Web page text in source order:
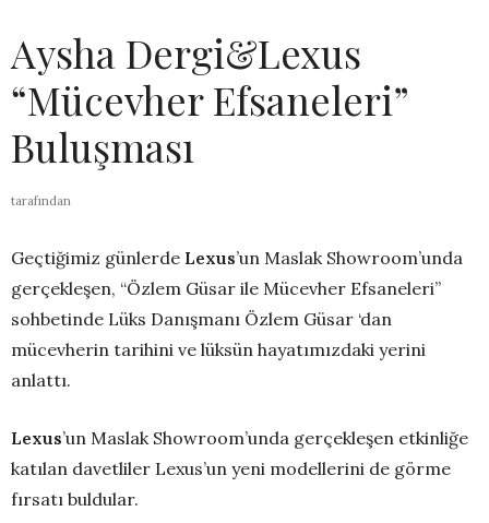
Aysha Dergi&Lexus
“Mücevher Efsaneleri”
Buluşması
tarafından
Geçtiğimiz günlerde Lexus’un Maslak Showroom’unda
gerçekleşen, “Özlem Güsar ile Mücevher Efsaneleri”
sohbetinde Lüks Danışmanı Özlem Güsar ‘dan
mücevherin tarihini ve lüksün hayatımızdaki yerini
anlattı.
Lexus’un Maslak Showroom’unda gerçekleşen etkinliğe
katılan davetliler Lexus’un yeni modellerini de görme
fırsatı buldular.